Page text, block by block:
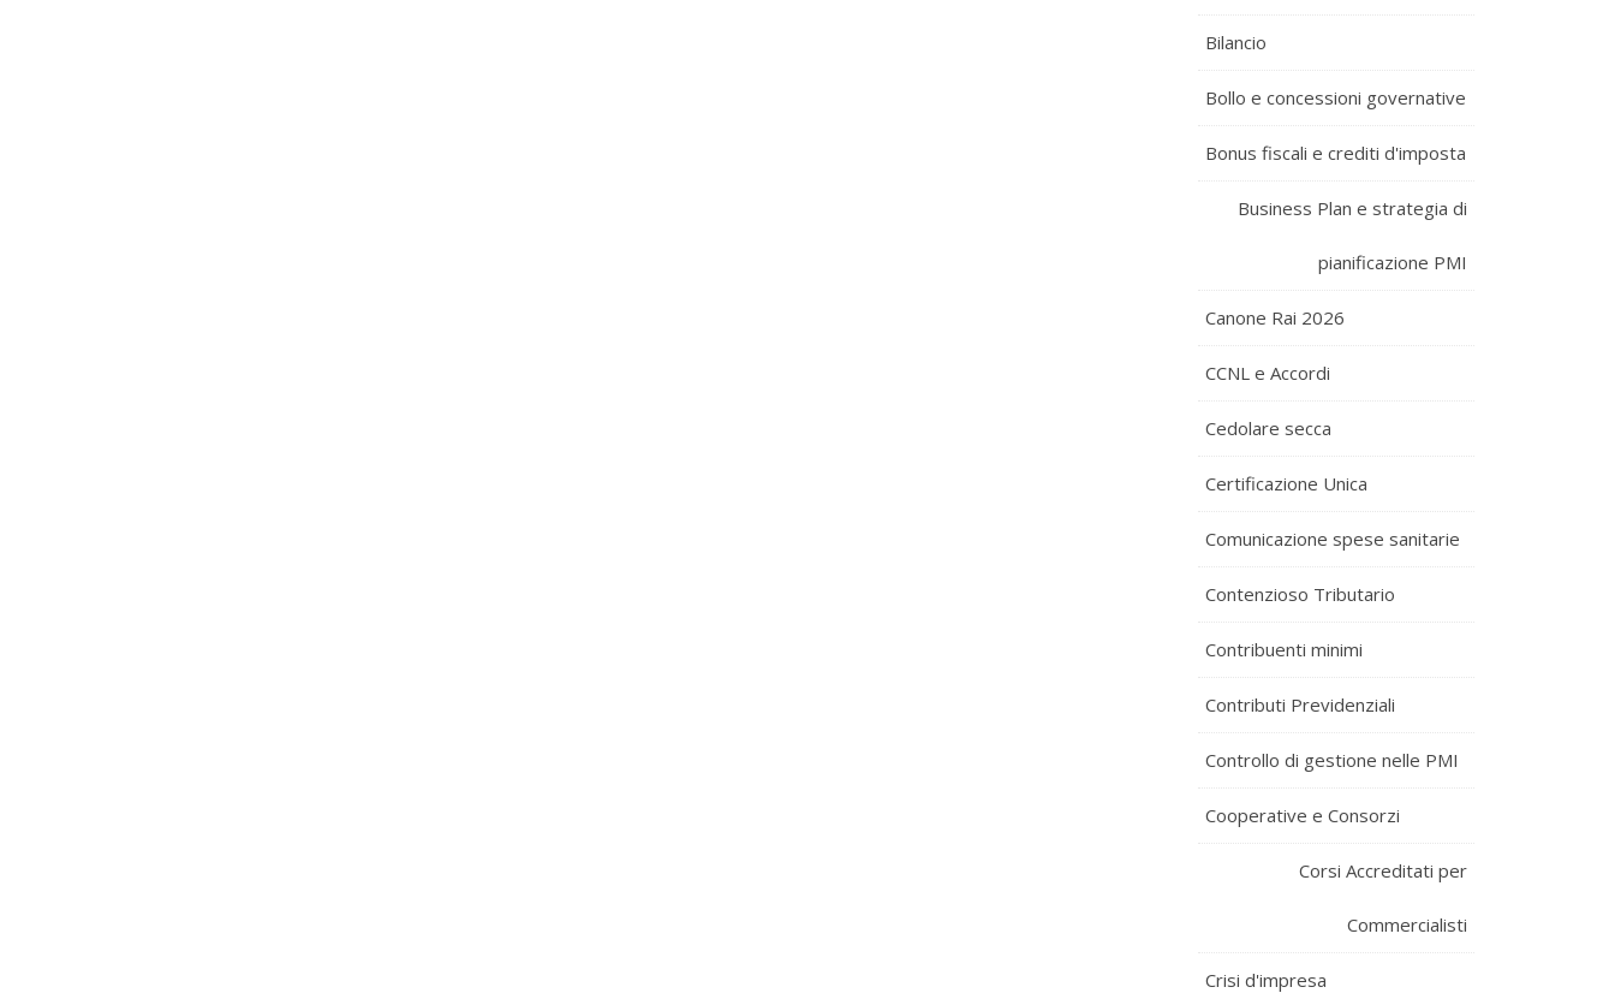
Bilancio
Bollo e concessioni governative
Bonus fiscali e crediti d'imposta
Business Plan e strategia di
pianificazione PMI
Canone Rai 2026
CCNL e Accordi
Cedolare secca
Certificazione Unica
Comunicazione spese sanitarie
Contenzioso Tributario
Contribuenti minimi
Contributi Previdenziali
Controllo di gestione nelle PMI
Cooperative e Consorzi
Corsi Accreditati per
Commercialisti
Crisi d'impresa